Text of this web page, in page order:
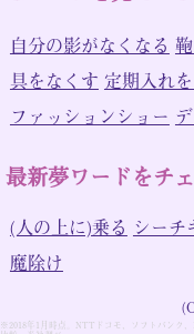
自分の影がなくなる
具をなくす 定期入れ
ファッションショー
最新夢ワードをチ
(人の上に)乗る シーチ
魔除け
※2018年1月時点。NTTドコモ、ソフトバンク